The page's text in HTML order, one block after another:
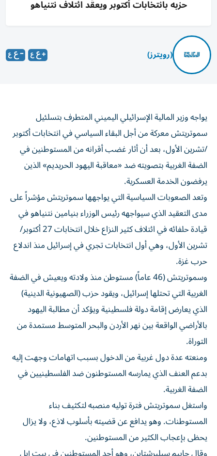
حزبه بانتخابات أكتوبر ويعقّد ائتلاف نتنياهو
(رويترز)
يواجه وزير المالية الإسرائيلي اليميني المتطرف بتسلئيل
سموتريتش معركة من أجل البقاء السياسي ‌في انتخابات أكتوبر
/تشرين الأول، بعد أن أثار غضب أقرانه من المستوطنين في
الضفة الغربية بتصويته ضد «معاقبة اليهود الحريديم» الذين
يرفضون الخدمة العسكرية.
وتعد الصعوبات ​السياسية التي يواجهها سموتريتش مؤشراً ⁠على
مدى التعقيد الذي سيواجهه رئيس الوزراء بنيامين نتنياهو في
قيادة حلفائه في ائتلاف كثير النزاع خلال انتخابات 27 أكتوبر/
تشرين الأول، ‌وهي أول انتخابات تجري في إسرائيل منذ اندلاع
‌حرب غزة.
وسموتريتش (46 عاماً) مستوطن منذ ولادته ويعيش في الضفة
الغربية التي تحتلها إسرائيل، ويقود حزب (الصهيونية الدينية)
الذي يعارض إقامة دولة فلسطينية ويؤكد أن مطالبة اليهود
بالأراضي الواقعة بين نهر الأردن والبحر المتوسط مستمدة من
التوراة.
ومنعته عدة دول غربية من الدخول بسبب اتهامات وجهت إليه
بدعم العنف الذي يمارسه المستوطنون ضد الفلسطينيين في
الضفة الغربية.
واستغل سموتريتش فترة توليه ⁠منصبه لتكثيف بناء
المستوطنات. وهو يدافع عن قضيته بأسلوب لاذع، ولا يزال
يحظى بإعجاب الكثير من المستوطنين.